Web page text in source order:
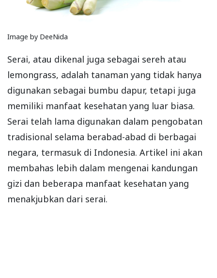
Image by DeeNida
Serai, atau dikenal juga sebagai sereh atau
lemongrass, adalah tanaman yang tidak hanya
digunakan sebagai bumbu dapur, tetapi juga
memiliki manfaat kesehatan yang luar biasa.
Serai telah lama digunakan dalam pengobatan
tradisional selama berabad-abad di berbagai
negara, termasuk di Indonesia. Artikel ini akan
membahas lebih dalam mengenai kandungan
gizi dan beberapa manfaat kesehatan yang
menakjubkan dari serai.